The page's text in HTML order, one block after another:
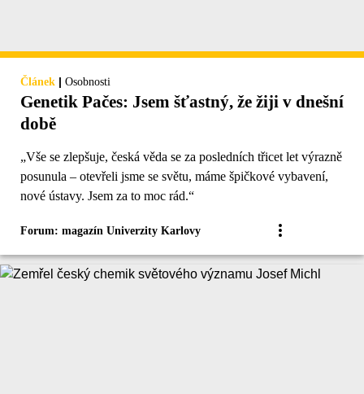
Článek | Osobnosti
Genetik Pačes: Jsem šťastný, že žiji v dnešní
době
„Vše se zlepšuje, česká věda se za posledních třicet let výrazně
posunula – otevřeli jsme se světu, máme špičkové vybavení,
nové ústavy. Jsem za to moc rád.“
Forum: magazín Univerzity Karlovy